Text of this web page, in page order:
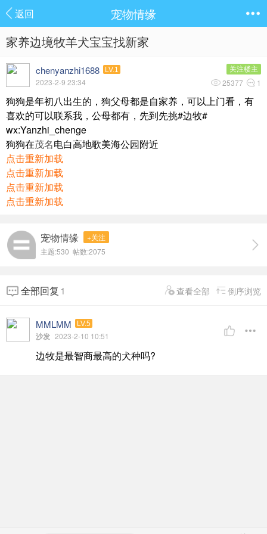
返回 宠物情缘
家养边境牧羊犬宝宝找新家
chenyanzhi1688 LV.1
2023-2-9 23:34
关注楼主
25377 1
狗狗是年初八出生的，狗父母都是自家养，可以上门看，有
喜欢的可以联系我，公母都有，先到先挑#边牧#
wx:Yanzhi_chenge
狗狗在茂名电白高地歌美海公园附近
点击重新加载
点击重新加载
点击重新加载
点击重新加载
宠物情缘
+关注
主题:530 帖数:2075
全部回复 1 查看全部 倒序浏览
MMLMM LV.5
沙发 2023-2-10 10:51
边牧是最智商最高的犬种吗?